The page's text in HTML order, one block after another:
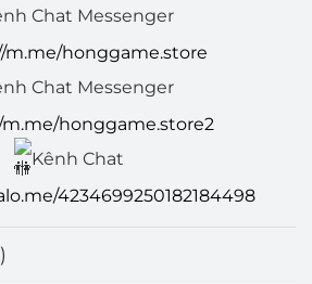
Chat Messenger
m.me/honggame.store
Chat Messenger
honggame.store2
Kênh Chat
4234699250182184498